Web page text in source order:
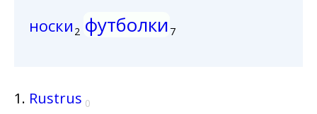
носки 2 футболки 7
1. Rustrus 0